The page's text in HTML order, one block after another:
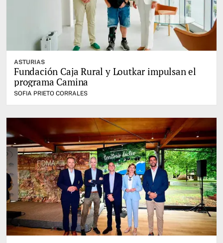
ASTURIAS
Fundación Caja Rural y Loutkar impulsan el
programa Camina
SOFIA PRIETO CORRALES